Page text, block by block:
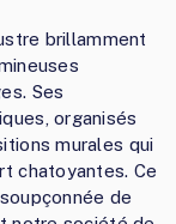
brillamment
Ses
organisés
murales qui
chatoyantes. Ce
de